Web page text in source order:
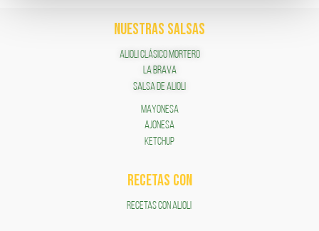
NUESTRAS SALSAS
ALIOLI CLÁSICO MORTERO
LA BRAVA
SALSA DE ALIOLI
MAYONESA
AJONESA
KETCHUP
RECETAS COn
RECETAS CON ALIOLI